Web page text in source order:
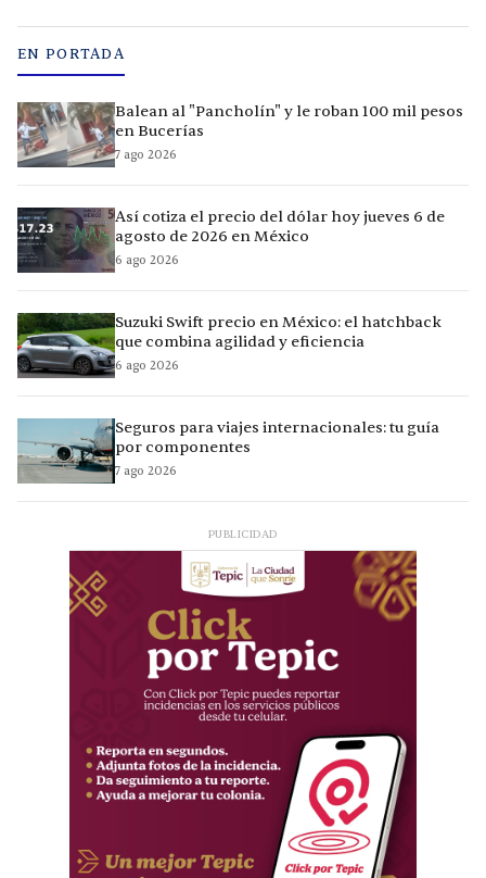
EN PORTADA
Balean al "Pancholín" y le roban 100 mil pesos
en Bucerías
7 ago 2026
Así cotiza el precio del dólar hoy jueves 6 de
agosto de 2026 en México
6 ago 2026
Suzuki Swift precio en México: el hatchback
que combina agilidad y eficiencia
6 ago 2026
Seguros para viajes internacionales: tu guía
por componentes
7 ago 2026
PUBLICIDAD